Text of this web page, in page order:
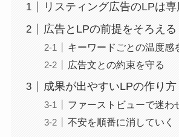
リスティング広告のLPは
広告とLPの前提をそろえる
キーワードごとの温度感
広告文との約束を守る
成果が出やすいLPの作り方
ファーストビューで迷わ
不安を順番に消していく